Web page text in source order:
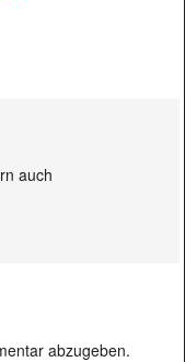
auch
abzugeben.